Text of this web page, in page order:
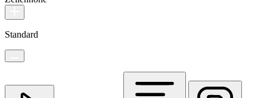
Standard